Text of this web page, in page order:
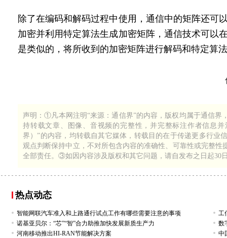
除了在编码和解码过程中使用，通信中的矩阵还可
加密并利用特定算法生成加密矩阵，通信技术可以
是类似的，将所收到的加密矩阵进行解码和特定算
声明：①凡本网注明“来源：通信界”的内容，版权均属于通信
持转载文章、图像、音视频的完整性，并完整标注作者信息
界）”的内容，均转载自其它媒体，转载目的在于传递更多行业
观点判断保持中立，不对所包含内容的准确性、可靠性或完整
全部责任。③如因内容涉及版权和其它问题，请自发布之日起30
热点动态
智能网联汽车准入和上路通行试点工作有哪些需要注意的事项
工
诺基亚贝尔：“芯”“智”合力助推加快发展新质生产力
数
河南移动推出HI-RAN节能解决方案
中